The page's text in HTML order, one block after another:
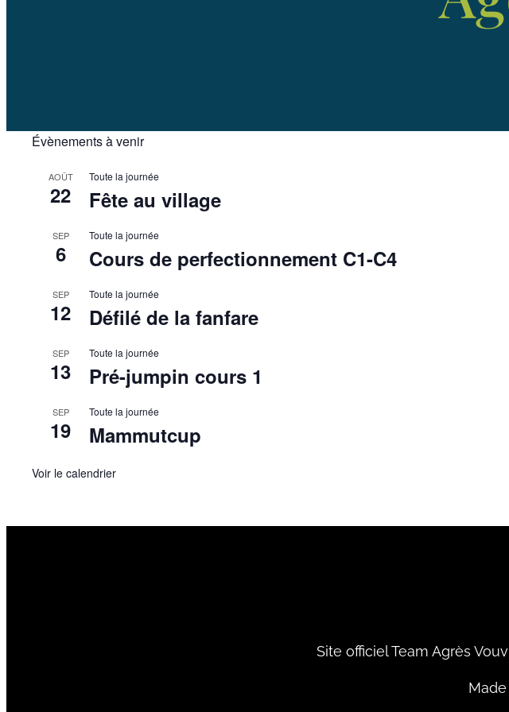
Évènements à venir
AOÛT
22
Toute la journée
Fête au village
SEP
6
Toute la journée
Cours de perfectionnement C1-C4
SEP
12
Toute la journée
Défilé de la fanfare
SEP
13
Toute la journée
Pré-jumpin cours 1
SEP
19
Toute la journée
Mammutcup
Voir le calendrier
Site officiel Team Agrès